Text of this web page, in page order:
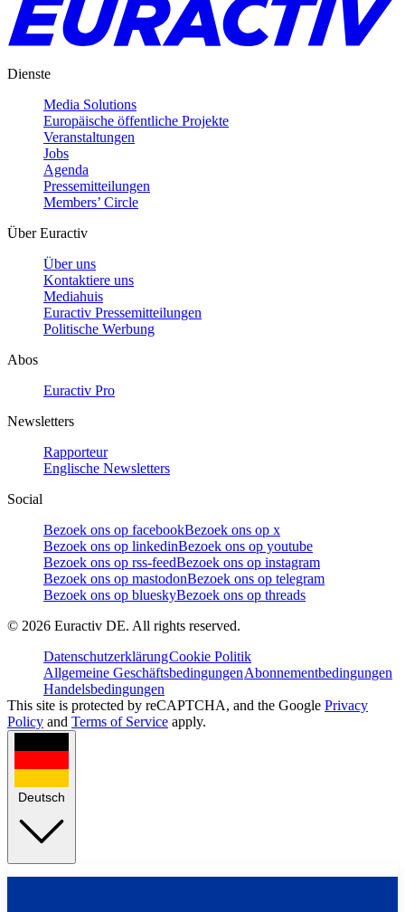
Dienste
Media Solutions
Europäische öffentliche Projekte
Veranstaltungen
Jobs
Agenda
Pressemitteilungen
Members’ Circle
Über Euractiv
Über uns
Kontaktiere uns
Mediahuis
Euractiv Pressemitteilungen
Politische Werbung
Abos
Euractiv Pro
Newsletters
Rapporteur
Englische Newsletters
Social
Bezoek ons op facebookBezoek ons op x
Bezoek ons op linkedinBezoek ons op youtube
Bezoek ons op rss-feedBezoek ons op instagram
Bezoek ons op mastodonBezoek ons op telegram
Bezoek ons op blueskyBezoek ons op threads
© 2026 Euractiv DE. All rights reserved.
DatenschutzerklärungCookie Politik
Allgemeine GeschäftsbedingungenAbonnementbedingungen
Handelsbedingungen
This site is protected by reCAPTCHA, and the Google Privacy
Policy and Terms of Service apply.
Deutsch